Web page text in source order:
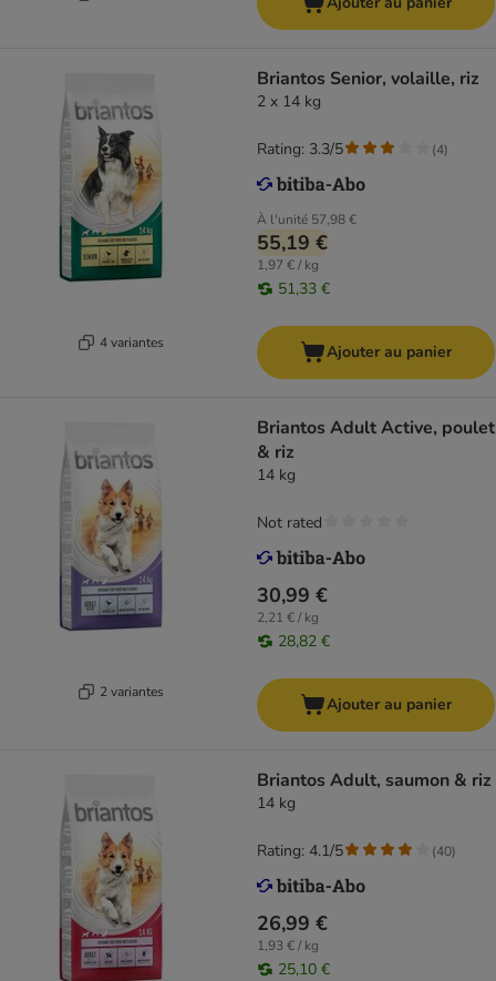
4 variantes
Briantos Senior, volaille, riz
2 x 14 kg
À l'unité 57,98 €
55,19 €
1,97 € / kg
51,33 €
Rating: 3.3/5 (4)
Ajouter au panier
2 variantes
Briantos Adult Active, poulet
& riz
14 kg
30,99 €
2,21 € / kg
28,82 €
Not rated
Ajouter au panier
Briantos Adult, saumon & riz
14 kg
26,99 €
1,93 € / kg
25,10 €
Rating: 4.1/5 (40)